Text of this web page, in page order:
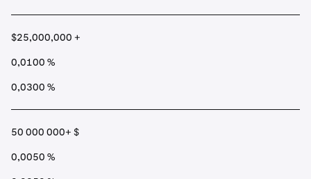
$25,000,000 +
0,0100 %
0,0300 %
50 000 000+ $
0,0050 %